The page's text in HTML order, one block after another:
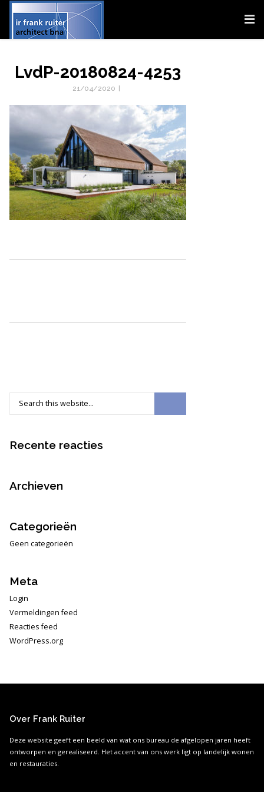
LvdP-20180824-4253
21/04/2020
Recente reacties
Archieven
Categorieën
Geen categorieën
Meta
Login
Vermeldingen feed
Reacties feed
WordPress.org
Over Frank Ruiter
Deze website geeft een beeld van wat ons bureau de afgelopen jaren heeft
ontworpen en gerealiseerd. Het accent van ons werk ligt op landelijk wonen
en restauraties.